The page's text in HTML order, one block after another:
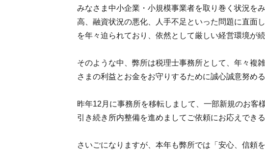
みなさま中小企業・小規模事業者を取り巻く状況を
高、融資状況の悪化、人手不足といった問題に直面
を年々迫られており、依然として厳しい経営環境が続
そのような中、弊所は税理士事務所として、年々複
さまの利益とお金をお守りするために誠心誠意努め
昨年12月に事務所を移転しまして、一部新規のお客
引き続き所内整備を進めましてご依頼にお応えでき
さいごになりますが、本年も弊所では「安心、信頼